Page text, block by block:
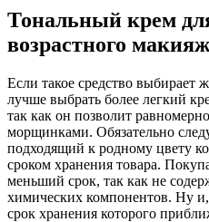
Тональный крем
возрастного
Если такое средство выбирает
лучше выбрать более легкий
так как он позволит
морщинками. Обязательно
подходящий к родному цвету
сроком хранения товара.
меньший срок, так как не
химических компонентов. Ну
срок хранения которого